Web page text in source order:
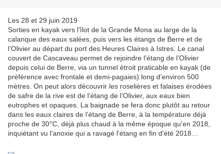
Les 28 et 29 juin 2019
Sorties en kayak vers l’îlot de la Grande Mona au large de la
calanque des eaux salées, puis vers les étangs de Berre et de
l’Olivier au départ du port des Heures Claires à Istres. Le canal
couvert de Cascaveau permet de rejoindre l’étang de l’Olivier
depuis celui de Berre, via un tunnel étroit praticable en kayak (de
préférence avec frontale et demi-pagaies) long d’environ 500
mètres. On peut alors découvrir les roselières et falaises érodées
de safre de la rive est de l’étang de l’Olivier, aux eaux bien
eutrophes et opaques. La baignade se fera donc plutôt au retour
dans les eaux claires de l’étang de Berre, à la température déjà
proche de 30°C, déjà plus chaud à la même époque qu'en 2018,
inquiétant vu l'anoxie qui a ravagé l'étang en fin d'été 2018…